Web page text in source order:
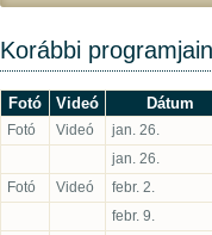
Korábbi
Fotó Videó Dátum
Fotó Videó
jan. 26.
jan. 26.
Fotó
Videó
febr. 2.
febr. 9.